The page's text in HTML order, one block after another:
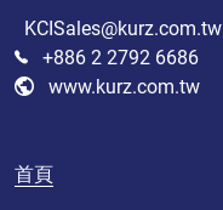
KCISales@kurz.com.tw
+886 2 2792 6686
www.kurz.com.tw
首頁